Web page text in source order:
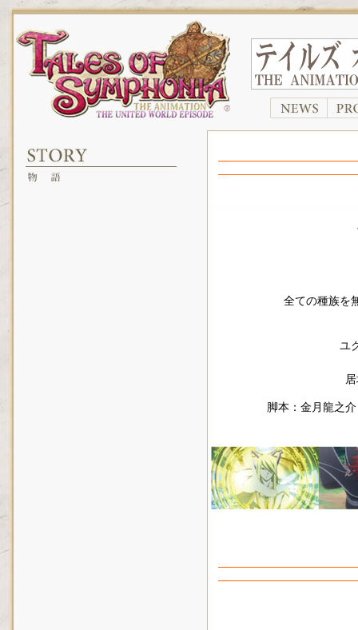
全ての種族を
ユ
脚本：金月龍